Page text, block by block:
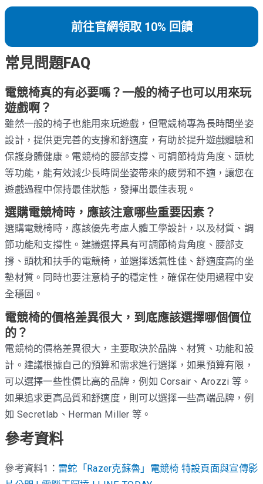
前往官網領取 10% 回饋
常見問題FAQ
電競椅真的有必要嗎？一般的椅子也可以用來玩
遊戲啊？
雖然一般的椅子也能用來玩遊戲，但電競椅專為長時間坐姿
設計，提供更完善的支撐和舒適度，有助於提升遊戲體驗和
保護身體健康。電競椅的腰部支撐、可調節椅背角度、頭枕
等功能，能有效減少長時間坐姿帶來的疲勞和不適，讓您在
遊戲過程中保持最佳狀態，發揮出最佳表現。
選購電競椅時，應該注意哪些重要因素？
選購電競椅時，應該優先考慮人體工學設計，以及材質、調
節功能和支撐性。建議選擇具有可調節椅背角度、腰部支
撐、頭枕和扶手的電競椅，並選擇透氣性佳、舒適度高的坐
墊材質。同時也要注意椅子的穩定性，確保在使用過程中安
全穩固。
電競椅的價格差異很大，到底應該選擇哪個價位
的？
電競椅的價格差異很大，主要取決於品牌、材質、功能和設
計。建議根據自己的預算和需求進行選擇，如果預算有限，
可以選擇一些性價比高的品牌，例如 Corsair、Arozzi 等。
如果追求更高品質和舒適度，則可以選擇一些高端品牌，例
如 Secretlab、Herman Miller 等。
參考資料
參考資料1： 雷蛇「Razer克蘇魯」電競椅 特設頁面與宣傳影